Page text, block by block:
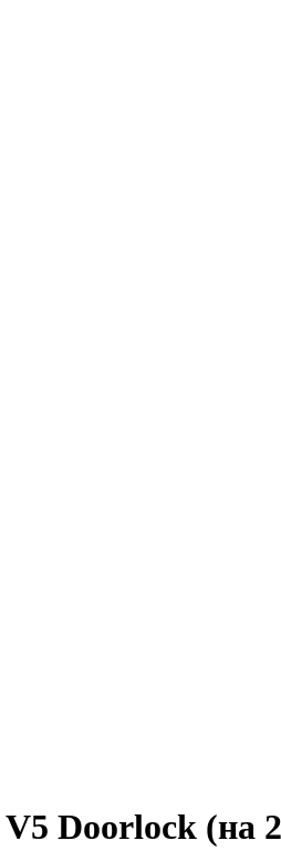
Doorlock (на